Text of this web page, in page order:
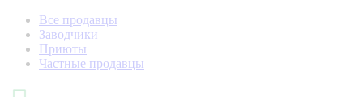
Все продавцы
Заводчики
Приюты
Частные продавцы